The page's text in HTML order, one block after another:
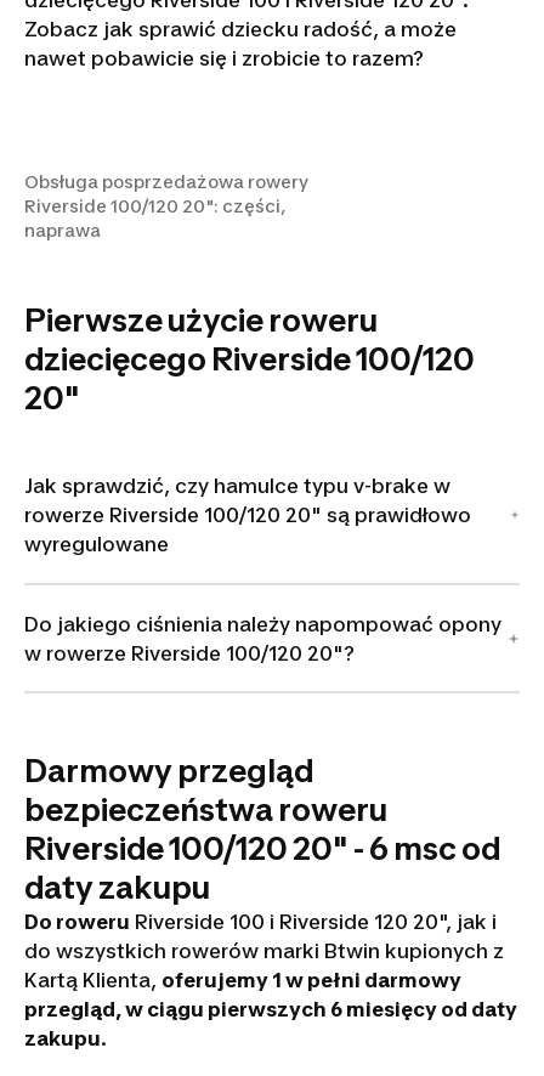
Zobacz jak sprawić dziecku radość, a może
nawet pobawicie się i zrobicie to razem?
Obsługa posprzedażowa
Obsługa posprzedażowa rowery
Riverside 100/120 20": części,
naprawa
Pierwsze użycie roweru
dziecięcego Riverside 100/120
20"
Jak sprawdzić, czy hamulce typu v-brake w
rowerze Riverside 100/120 20" są prawidłowo
wyregulowane
Do jakiego ciśnienia należy napompować opony
w rowerze Riverside 100/120 20"?
Darmowy przegląd
bezpieczeństwa roweru
Riverside 100/120 20" - 6 msc od
daty zakupu
Do roweru Riverside 100 i Riverside 120 20", jak i
do wszystkich rowerów marki Btwin kupionych z
Kartą Klienta, oferujemy 1 w pełni darmowy
przegląd, w ciągu pierwszych 6 miesięcy od daty
zakupu.